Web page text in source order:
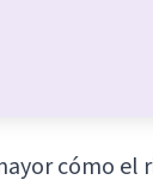
cómo el